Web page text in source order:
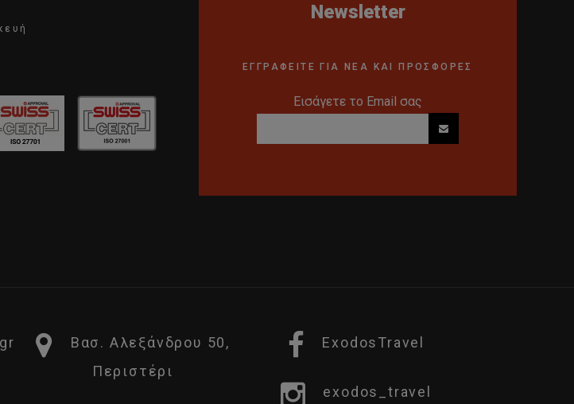
Newsletter
ΕΓΓΡΑΦΕΙΤΕ ΓΙΑ ΝΕΑ ΚΑΙ ΠΡΟΣΦΟΡΕΣ
Εισάγετε το Email σας
Βασ. Αλεξάνδρου 50,
Περιστέρι
ExodosTravel
exodos_travel